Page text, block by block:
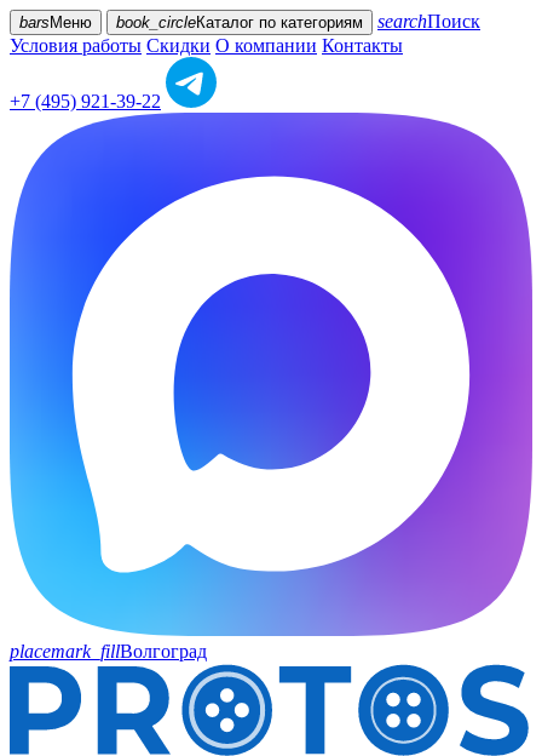
bars Меню book_circleКаталог по категориям searchПоиск
Условия работы Скидки О компании Контакты
+7 (495) 921-39-22
placemark_fillВолгоград